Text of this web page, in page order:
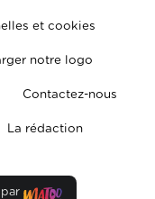
et cookies
notre logo
Contactez-nous
La rédaction